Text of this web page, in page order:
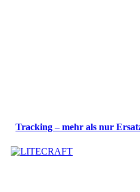
Tracking – mehr als nur